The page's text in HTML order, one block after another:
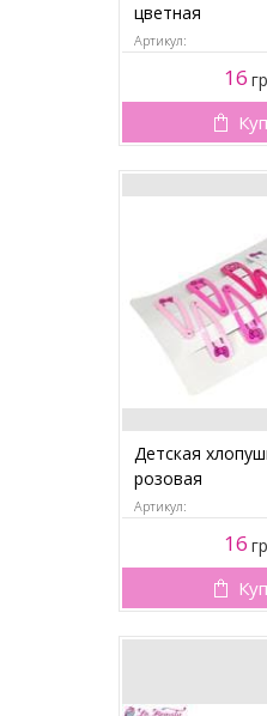
цветная
Артикул:
16
Детская
розовая
Артикул:
16